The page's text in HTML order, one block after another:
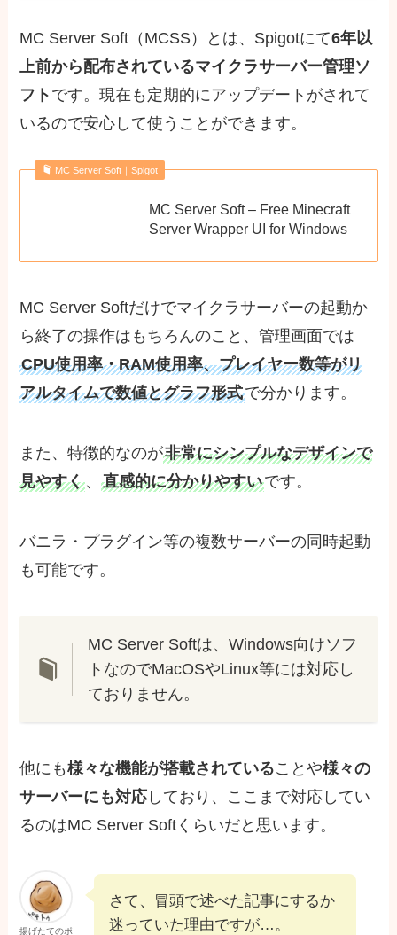
MC Server Soft（MCSS）とは、Spigotにて6年以
上前から配布されているマイクラサーバー管理ソ
フト です。現在も定期的にアップデートがされて
いるので安心して使うことができます。
MC Server Soft｜Spigot
MC Server Soft – Free Minecraft
Server Wrapper UI for Windows
MC Server Softだけでマイクラサーバーの起動か
ら終了の操作はもちろんのこと、管理画面では
CPU使用率・RAM使用率、プレイヤー数等がリ
アルタイムで数値とグラフ形式で分かります。
また、特徴的なのが非常にシンプルなデザインで
見やすく、直感的に分かりやすいです。
バニラ・プラグイン等の複数サーバーの同時起動
も可能です。
MC Server Softは、Windows向けソフ
トなのでMacOSやLinux等には対応し
ておりません。
他にも様々な機能が搭載されていることや様々の
サーバーにも対応しており、ここまで対応してい
るのはMC Server Softくらいだと思います。
揚げたてのポ
さて、冒頭で述べた記事にするか
迷っていた理由ですが…。